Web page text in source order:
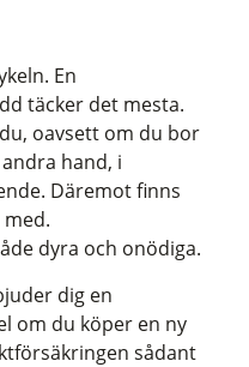
En
täcker det mesta.
oavsett om du bor
hand, i
Däremot finns
dyra och onödiga.
dig en
om du köper en ny
sådant